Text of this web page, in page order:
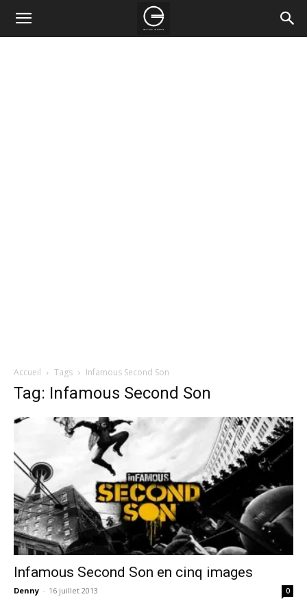
Accueil Tags Infamous Second Son
Tag: Infamous Second Son
Infamous Second Son en cinq images
Denny - 16 juillet 2013 0